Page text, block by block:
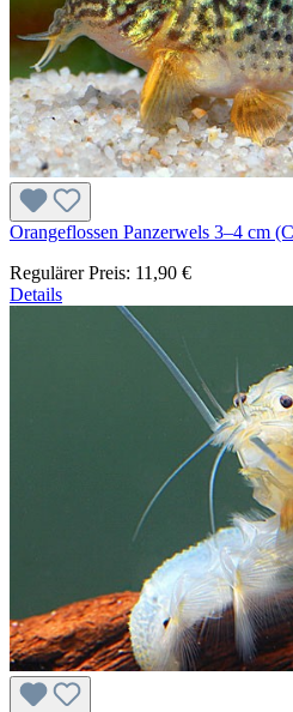
Orangeflossen Panzerwels 3–4 cm
Regulärer Preis: 11,90 €
Details